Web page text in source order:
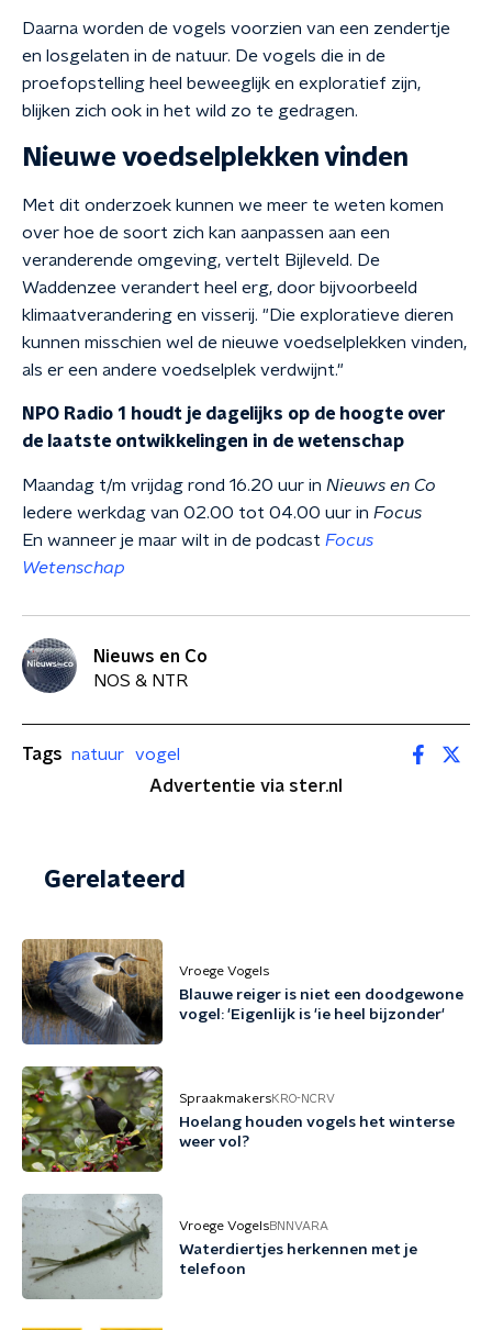
Daarna worden de vogels voorzien van een zendertje
en losgelaten in de natuur. De vogels die in de
proefopstelling heel beweeglijk en exploratief zijn,
blijken zich ook in het wild zo te gedragen.
Nieuwe voedselplekken vinden
Met dit onderzoek kunnen we meer te weten komen
over hoe de soort zich kan aanpassen aan een
veranderende omgeving, vertelt Bijleveld. De
Waddenzee verandert heel erg, door bijvoorbeeld
klimaatverandering en visserij. "Die exploratieve dieren
kunnen misschien wel de nieuwe voedselplekken vinden,
als er een andere voedselplek verdwijnt."
NPO Radio 1 houdt je dagelijks op de hoogte over
de laatste ontwikkelingen in de wetenschap
Maandag t/m vrijdag rond 16.20 uur in Nieuws en Co
Iedere werkdag van 02.00 tot 04.00 uur in Focus
En wanneer je maar wilt in de podcast Focus
Wetenschap
Nieuws en Co
NOS & NTR
Tags natuur
vogel
Advertentie via ster.nl
Gerelateerd
Vroege Vogels
Blauwe reiger is niet een doodgewone
vogel: 'Eigenlijk is 'ie heel bijzonder'
SpraakmakersKRO-NCRV
Hoelang houden vogels het winterse
weer vol?
Vroege VogelsBNNVARA
Waterdiertjes herkennen met je
telefoon